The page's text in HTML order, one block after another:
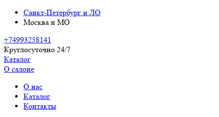
Санкт-Петербург и ЛО
Москва и МО
+74993258141
Круглосуточно 24/7
Каталог
О салоне
О нас
Каталог
Контакты